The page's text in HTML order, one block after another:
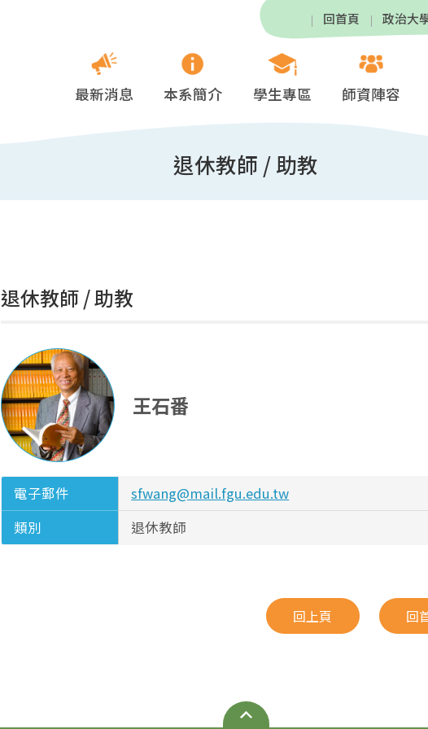
回首頁 政治大
最新消息 本系簡介 學生專區 師資陣容
退休教師 / 助教
退休教師 / 助教
王石番
電子郵件
sfwang@mail.fgu.edu.tw
類別
退休教師
回上頁 回